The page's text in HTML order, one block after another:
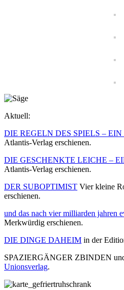
Aktuell:
DIE REGELN DES SPIELS –
Atlantis-Verlag erschienen.
DIE GESCHENKTE LEICHE –
Atlantis-Verlag erschienen.
DER SUBOPTIMIST Vier kleine
erschienen.
und das nach vier milliarden jahren
Merkwürdig erschienen.
DIE DINGE DAHEIM in der
SPAZIERGÄNGER ZBINDEN
Unionsverlag.